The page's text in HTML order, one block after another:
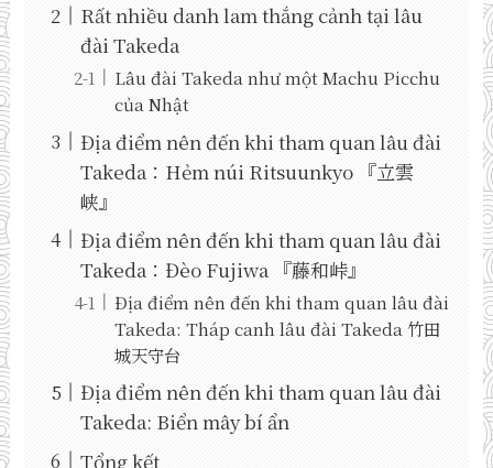
Rất nhiều danh lam thắng cảnh tại lâu
đài Takeda
Lâu đài Takeda như một Machu Picchu
của Nhật
Địa điểm nên đến khi tham quan lâu đài
Takeda：Hẻm núi Ritsuunkyo 『立雲
峡』
Địa điểm nên đến khi tham quan lâu đài
Takeda：Đèo Fujiwa 『藤和峠』
Địa điểm nên đến khi tham quan lâu đài
Takeda: Tháp canh lâu đài Takeda 竹田
城天守台
Địa điểm nên đến khi tham quan lâu đài
Takeda: Biển mây bí ẩn
Tổng kết